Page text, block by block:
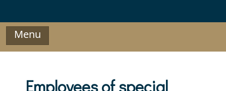
Menu
Employees of special